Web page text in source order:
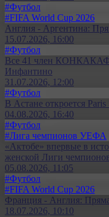
#Футбол
#FIFA World Cup 2026
Англия - Аргентина:
15.07.2026, 16:00
#Футбол
Все 41 член КОНКАКАФ
Инфантино
31.07.2026, 12:00
#Футбол
В Астане откроется
04.08.2026, 16:40
#Футбол
#Лига чемпионов УЕФА
«Актобе» впервые в
женской Лиги
05.08.2026, 11:05
#Футбол
#FIFA World Cup 2026
Франция - Англия:
18.07.2026, 10:10